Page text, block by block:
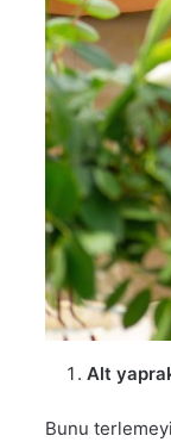
Alt
Bunu